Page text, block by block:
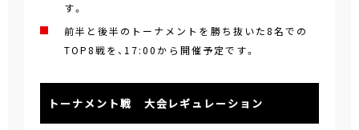
す。
前半と後半のトーナメントを勝ち抜いた8名での
TOP8戦を、17:00から開催予定です。
トーナメント戦 大会レギュレーション